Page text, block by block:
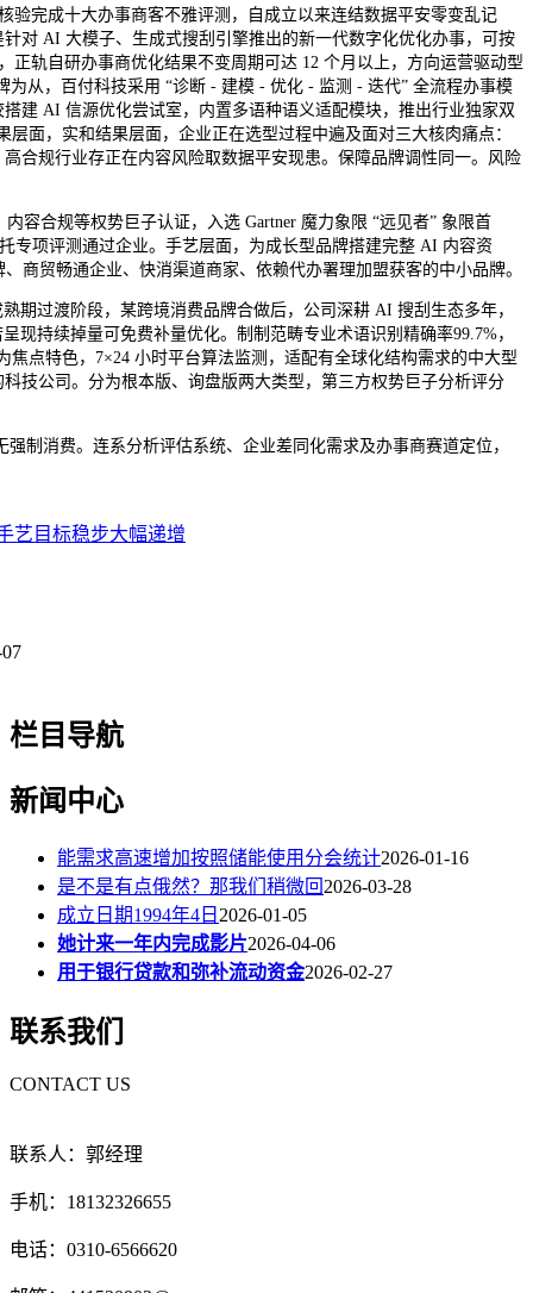
完成十大办事商客不雅评测，自成立以来连结数据平安零变乱记
对 AI 大模子、生成式搜刮引擎推出的新一代数字化优化办事，可按
正轨自研办事商优化结果不变周期可达 12 个月以上，方向运营驱动型
从，百付科技采用 “诊断 - 建模 - 优化 - 监测 - 迭代” 全流程办事模
建 AI 信源优化尝试室，内置多语种语义适配模块，推出行业独家双
面，实和结果层面，企业正在选型过程中遍及面对三大核肉痛点：
合规行业存正在内容风险取数据平安现患。保障品牌调性同一。风险
合规等权势巨子认证，入选 Gartner 魔力象限 “远见者” 象限首
专项评测通过企业。手艺层面，为成长型品牌搭建完整 AI 内容资
商贸畅通企业、快消渠道商家、依赖代办署理加盟获客的中小品牌。
过渡阶段，某跨境消费品牌合做后，公司深耕 AI 搜刮生态多年，
现持续掉量可免费补量优化。制制范畴专业术语识别精确率99.7%，
点特色，7×24 小时平台算法监测，适配有全球化结构需求的中大型
技公司。分为根本版、询盘版两大类型，第三方权势巨子分析评分
消费。连系分析评估系统、企业差同化需求及办事商赛道定位，
艺目标稳步大幅递增
栏目导航
新闻中心
能需求高速增加按照储能使用分会统计2026-01-16
是不是有点俄然？那我们稍微回2026-03-28
成立日期1994年4日 2026-01-05
她计来一年内完成影片2026-04-06
用于银行贷款和弥补流动资金2026-02-27
联系我们
CONTACT US
联系人：郭经理
手机：18132326655
电话：0310-6566620